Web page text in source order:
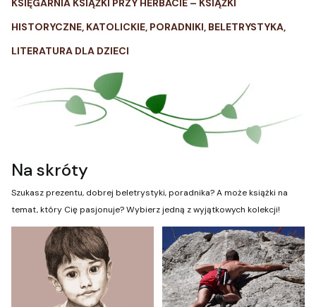
KSIĘGARNIA KSIĄŻKI PRZY HERBACIE – KSIĄŻKI
HISTORYCZNE, KATOLICKIE, PORADNIKI, BELETRYSTYKA,
LITERATURA DLA DZIECI
Na skróty
Szukasz prezentu, dobrej beletrystyki, poradnika? A może książki na
temat, który Cię pasjonuje? Wybierz jedną z wyjątkowych kolekcji!